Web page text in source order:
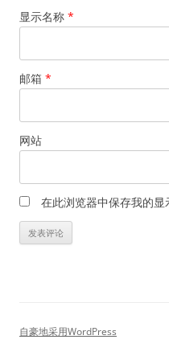
显示名称 *
邮箱 *
网站
在此浏览器中保存我的显
自豪地采用WordPress